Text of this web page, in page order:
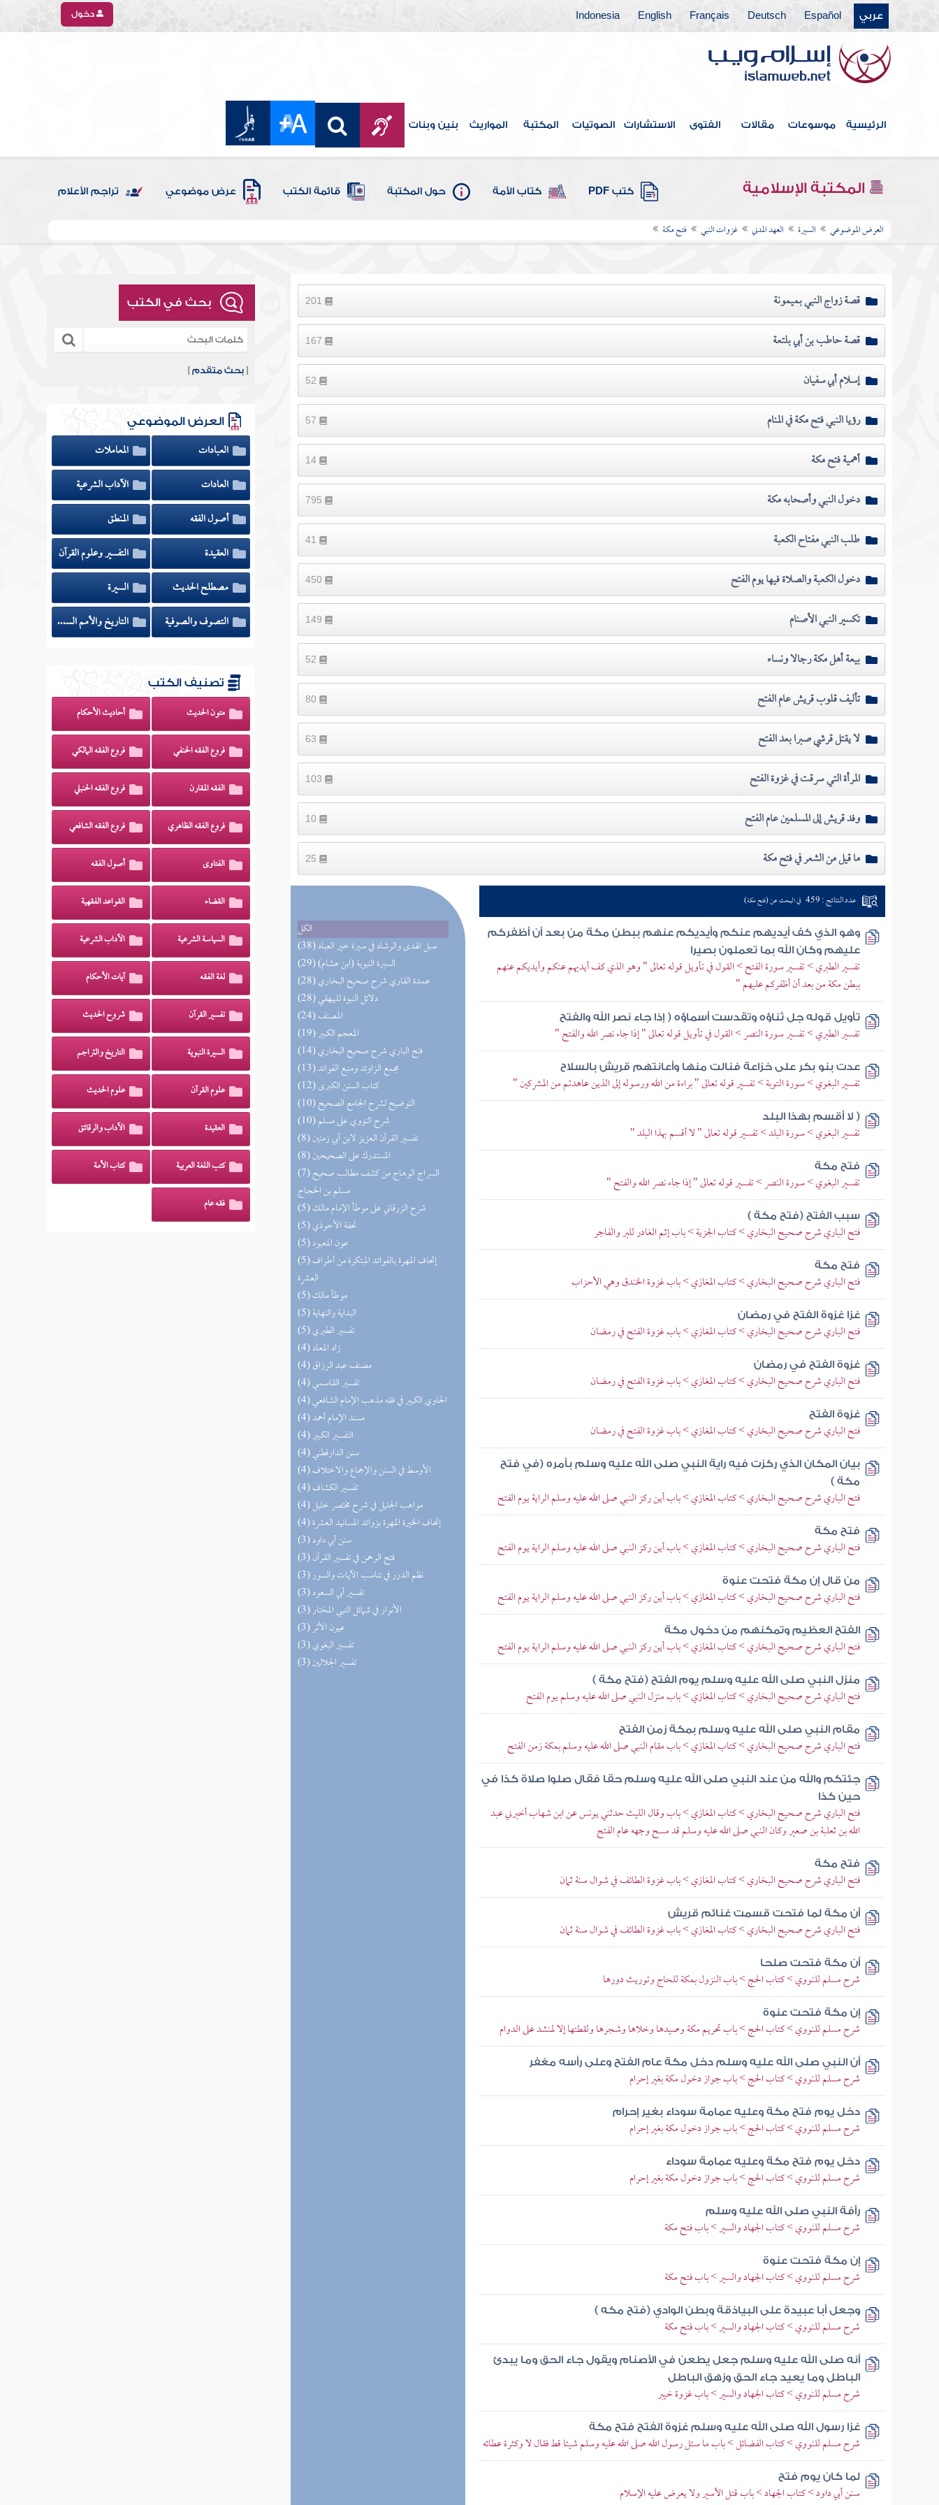
عربي Español
Deutsch
Français
English
Indonesia دخول
الرئيسية موسوعات مقالات الفتوى الاستشارات الصوتيات المكتبة المواريث بنين وبنات
المكتبة الإسلامية كتب PDF كتاب الأمة حول المكتبة قائمة الكتب عرض موضوعي تراجم الأعلام
العرض الموضوعي السيرة العهد المدني غزوات النبي فتح مكة
قصة زواج النبي بميمونة
قصة حاطب بن أبي بلتعة
إسلام أبي سفيان
رؤيا النبي فتح مكة في المنام
أهمية فتح مكة 14
دخول النبي وأصحابه مكة
طلب النبي مفتاح الكعبة
دخول الكعبة والصلاة فيها يوم الفتح
تكسير النبي الأصنام
بيعة أهل مكة رجالا ونساء
تأليف قلوب قريش عام الفتح
لا يقتل قرشي صبرا بعد الفتح
المرأة التي سرقت في غزوة الفتح
وفد قريش إلى المسلمين عام الفتح
ما قيل من الشعر في فتح مكة
الكل
(38) سبل الهدى والرشاد في سيرة خير العباد
(29) السيرة النبوية (ابن هشام)
(28) عمدة القاري شرح صحيح البخاري
(28) دلائل النبوة للبيهقي
(24) المصنف
(19) المعجم الكبير
(14) فتح الباري شرح صحيح البخاري
(13) مجمع الزاوئد ومنبع الفوائد
(12) كتاب السنن الكبرى
(10) التوضيح لشرح الجامع الصحيح
(10) شرح النووي على مسلم
(8) تفسير القرآن العزيز لابن أبي زمنين
(8) المستدرك على الصحيحين
(7) السراج الوهاج من كشف مطالب صحيح
مسلم بن الحجاج
(5) شرح الزرقاني على موطأ الإمام مالك
(5) تحفة الأحوذي
(5) عون المعبود
(5) إتحاف المهرة بالفوائد المبتكرة من أطراف
العشرة
(5) موطأ مالك
(5) البداية والنهاية
(5) تفسير الطبري
(4) زاد المعاد
(4) مصنف عبد الرزاق
(4) تفسير القاسمي
(4) الحاوي الكبير في فقه مذهب الإمام الشافعي
(4) مسند الإمام أحمد
(4) التفسير الكبير
(4) سنن الدارقطني
(4) الأوسط في السنن والإجماع والاختلاف
(4) تفسير الكشاف
(4) مواهب الجليل في شرح مختصر خليل
(4) إتحاف الخيرة المهرة بزوائد المسانيد العشرة
(3) سنن أبي داود
(3) فتح الرحمن في تفسير القرآن
(3) نظم الدرر في تناسب الآيات والسور
(3) تفسير أبي السعود
(3) الأنوار في شمائل النبي المختار
(3) عيون الأثر
(3) تفسير البغوي
(3) تفسير الجلالين
عدد النتائج : 459 في البحث عن (فتح مكة)
وهو الذي كف أيديهم عنكم وأيديكم عنهم ببطن مكة من بعد أن أظفركم
عليهم وكان الله بما تعملون بصيرا
تفسير الطبري > تفسير سورة الفتح > القول في تأويل قوله تعالى " وهو الذي كف أيديهم عنكم وأيديكم عنهم
ببطن مكة من بعد أن أظفركم عليهم "
تأويل قوله جل ثناؤه وتقدست أسماؤه ( إذا جاء نصر الله والفتح
تفسير الطبري > تفسير سورة النصر > القول في تأويل قوله تعالى " إذا جاء نصر الله والفتح "
عدت بنو بكر على خزاعة فنالت منها وأعانتهم قريش بالسلاح
تفسير البغوي > سورة التوبة > تفسير قوله تعالى " براءة من الله ورسوله إلى الذين عاهدتم من المشركين "
( لا أقسم بهذا البلد
تفسير البغوي > سورة البلد > تفسير قوله تعالى " لا أقسم بهذا البلد "
فتح مكة
تفسير البغوي > سورة النصر > تفسير قوله تعالى " إذا جاء نصر الله والفتح "
سبب الفتح (فتح مكة )
فتح الباري شرح صحيح البخاري > كتاب الجزية > باب إثم الغادر للبر والفاجر
فتح مكة
فتح الباري شرح صحيح البخاري > كتاب المغازي > باب غزوة الخندق وهي الأحزاب
غزا غزوة الفتح في رمضان
فتح الباري شرح صحيح البخاري > كتاب المغازي > باب غزوة الفتح في رمضان
غزوة الفتح في رمضان
فتح الباري شرح صحيح البخاري > كتاب المغازي > باب غزوة الفتح في رمضان
غزوة الفتح
فتح الباري شرح صحيح البخاري > كتاب المغازي > باب غزوة الفتح في رمضان
بيان المكان الذي ركزت فيه راية النبي صلى الله عليه وسلم بأمره (في فتح
مكة )
فتح الباري شرح صحيح البخاري > كتاب المغازي > باب أين ركز النبي صلى الله عليه وسلم الراية يوم الفتح
فتح مكة
فتح الباري شرح صحيح البخاري > كتاب المغازي > باب أين ركز النبي صلى الله عليه وسلم الراية يوم الفتح
من قال إن مكة فتحت عنوة
فتح الباري شرح صحيح البخاري > كتاب المغازي > باب أين ركز النبي صلى الله عليه وسلم الراية يوم الفتح
الفتح العظيم وتمكنهم من دخول مكة
فتح الباري شرح صحيح البخاري > كتاب المغازي > باب أين ركز النبي صلى الله عليه وسلم الراية يوم الفتح
منزل النبي صلى الله عليه وسلم يوم الفتح (فتح مكة )
فتح الباري شرح صحيح البخاري > كتاب المغازي > باب منزل النبي صلى الله عليه وسلم يوم الفتح
مقام النبي صلى الله عليه وسلم بمكة زمن الفتح
فتح الباري شرح صحيح البخاري > كتاب المغازي > باب مقام النبي صلى الله عليه وسلم بمكة زمن الفتح
جئتكم والله من عند النبي صلى الله عليه وسلم حقا فقال صلوا صلاة كذا في
حين كذا
فتح الباري شرح صحيح البخاري > كتاب المغازي > باب وقال الليث حدثني يونس عن ابن شهاب أخبرني عبد
الله بن ثعلبة بن صعير وكان النبي صلى الله عليه وسلم قد مسح وجهه عام الفتح
فتح مكة
فتح الباري شرح صحيح البخاري > كتاب المغازي > باب غزوة الطائف في شوال سنة ثمان
أن مكة لما فتحت قسمت غنائم قريش
فتح الباري شرح صحيح البخاري > كتاب المغازي > باب غزوة الطائف في شوال سنة ثمان
أن مكة فتحت صلحا
شرح مسلم للنووي > كتاب الحج > باب النزول بمكة للحاج وتوريث دورها
إن مكة فتحت عنوة
شرح مسلم للنووي > كتاب الحج > باب تحريم مكة وصيدها وخلاها وشجرها ولقطتها إلا لمنشد على الدوام
أن النبي صلى الله عليه وسلم دخل مكة عام الفتح وعلى رأسه مغفر
شرح مسلم للنووي > كتاب الحج > باب جواز دخول مكة بغير إحرام
دخل يوم فتح مكة وعليه عمامة سوداء بغير إحرام
شرح مسلم للنووي > كتاب الحج > باب جواز دخول مكة بغير إحرام
دخل يوم فتح مكة وعليه عمامة سوداء
شرح مسلم للنووي > كتاب الحج > باب جواز دخول مكة بغير إحرام
رأفة النبي صلى الله عليه وسلم
شرح مسلم للنووي > كتاب الجهاد والسير > باب فتح مكة
إن مكة فتحت عنوة
شرح مسلم للنووي > كتاب الجهاد والسير > باب فتح مكة
وجعل أبا عبيدة على البياذقة وبطن الوادي (فتح مكه )
شرح مسلم للنووي > كتاب الجهاد والسير > باب فتح مكة
أنه صلى الله عليه وسلم جعل يطعن في الأصنام ويقول جاء الحق وما يبدئ
الباطل وما يعيد جاء الحق وزهق الباطل
شرح مسلم للنووي > كتاب الجهاد والسير > باب غزوة خيبر
غزا رسول الله صلى الله عليه وسلم غزوة الفتح فتح مكة
شرح مسلم للنووي > كتاب الفضائل > باب ما سئل رسول الله صلى الله عليه وسلم شيئا قط فقال لا وكثرة عطائه
لما كان يوم فتح
سنن أبي داود > كتاب الجهاد > باب قتل الأسير ولا يعرض عليه الإسلام
بحث في الكتب
[بحث متقدم ]
العرض الموضوعي
العبادات
المعاملات
العادات
الآداب الشرعية
أصول الفقه
المنطق
العقيدة
التفسير وعلوم القرآن
مصطلح الحديث
السيرة
التصوف والصوفية
التاريخ والأمم السابقة
تصنيف الكتب
متون الحديث أحاديث الأحكام
فروع الفقه الحنفي فروع الفقه المالكي
الفقه المقارن فروع الفقه الحنبلي
فروع الفقه الظاهري فروع الفقه الشافعي
الفتاوى أصول الفقه
القضاء القواعد الفقهية
السياسة الشرعية الآداب الشرعية
لغة الفقه آيات الأحكام
تفسير القرآن شروح الحديث
السيرة النبوية التاريخ والتراجم
علوم القرآن علوم الحديث
العقيدة الآداب والرقائق
كتب اللغة العربية كتاب الأمة
فقه عام